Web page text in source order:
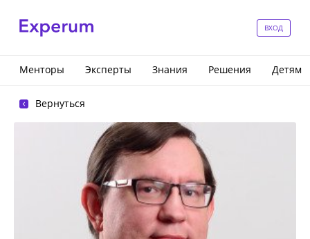
ВХОД
Менторы Эксперты Знания Решения Детям
Вернуться